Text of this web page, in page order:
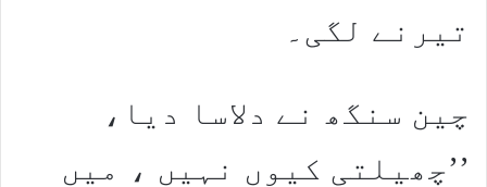
تیرنے لگی۔
چین سنگھ نے دلاسا دیا،
’’چھیلتی کیوں نہیں ، میں